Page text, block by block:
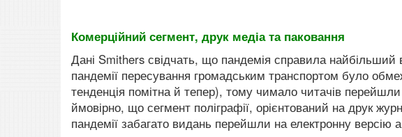
Комерційний сегмент, друк медіа та паковання
Дані Smithers свідчать, що пандемія справила найбільший
пандемії пересування громадським транспортом було
тенденція помітна й тепер), тому чимало читачів
ймовірно, що сегмент поліграфії, орієнтований на друк
пандемії забагато видань перейшли на електронну версію